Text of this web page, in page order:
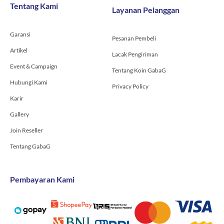
o
f
r
Tentang Kami
Garansi
Artikel
Event & Campaign
Hubungi Kami
Karir
Gallery
Join Reseller
Tentang GabaG
Layanan Pelanggan
Pesanan Pembeli
Lacak Pengiriman
Tentang Koin GabaG
Privacy Policy
Pembayaran Kami